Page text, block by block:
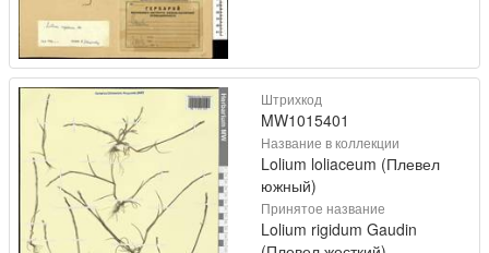
Штрихкод
MW1015401
Название в коллекции
Lolium loliaceum (Плевел
южный)
Принятое название
Lolium rigidum Gaudin